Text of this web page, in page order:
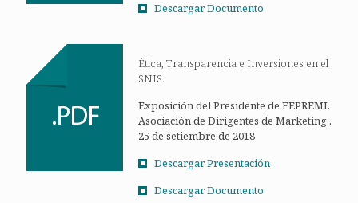
Descargar Documento
Ética, Transparencia e Inversiones en el
SNIS.
Exposición del Presidente de FEPREMI.
Asociación de Dirigentes de Marketing .
25 de setiembre de 2018
Descargar Presentación
Descargar Documento